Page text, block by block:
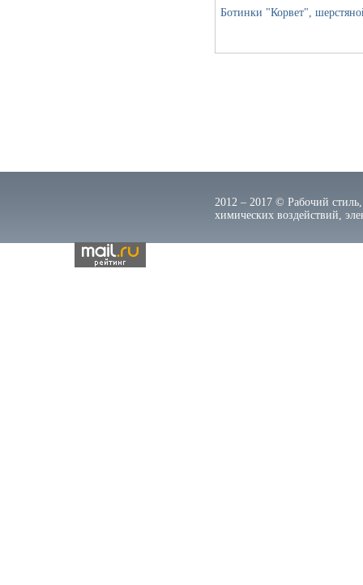
Ботинки "Корвет",
2012 – 2017 © Рабочий
химических воздействий,